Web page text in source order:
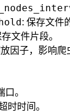
: 保存文件
文件片段。
因子，影响爬
。
时时间。